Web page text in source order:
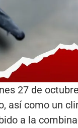
27 de
así como un
a la